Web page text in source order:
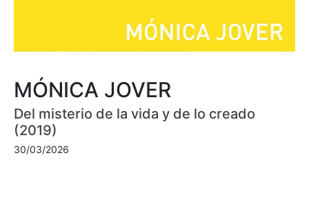
MÓNICA JOVER
Del misterio de la vida y de lo creado
(2019)
30/03/2026